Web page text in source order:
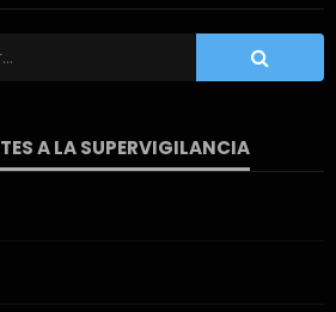
A LA SUPERVIGILANCIA